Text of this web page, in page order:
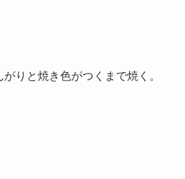
りと焼き色がつくまで焼く。